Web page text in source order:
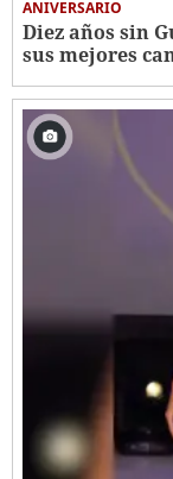
ANIVERSARIO
Diez años sin
sus mejores